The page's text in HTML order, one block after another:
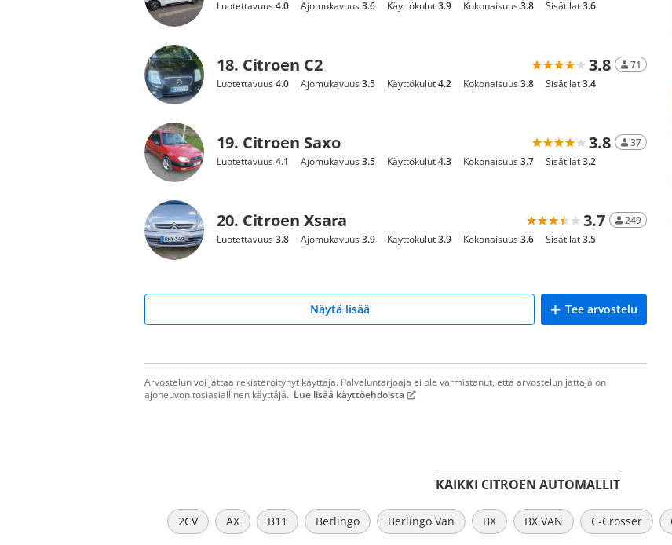
Luotettavuus4.0 Ajomukavuus3.6 Käyttökulut3.9 Kokonaisuus3.8 Sisätilat3.6
18. Citroen C2 3.8
71
Luotettavuus4.0 Ajomukavuus3.5 Käyttökulut4.2 Kokonaisuus3.8 Sisätilat3.4
19. Citroen Saxo 3.8
37
Luotettavuus4.1 Ajomukavuus3.5 Käyttökulut4.3 Kokonaisuus3.7 Sisätilat3.2
20. Citroen Xsara 3.7
249
Luotettavuus3.8 Ajomukavuus3.9 Käyttökulut3.9 Kokonaisuus3.6 Sisätilat3.5
Näytä lisää Tee arvostelu
Arvostelun voi jättää rekisteröitynyt käyttäjä. Palveluntarjoaja ei ole varmistanut, että arvostelun jättäjä on
ajoneuvon tosiasiallinen käyttäjä. Lue lisää käyttöehdoista
KAIKKI CITROEN AUTOMALLIT
2CV AX B11 Berlingo Berlingo Van BX BX VAN C-Crosser